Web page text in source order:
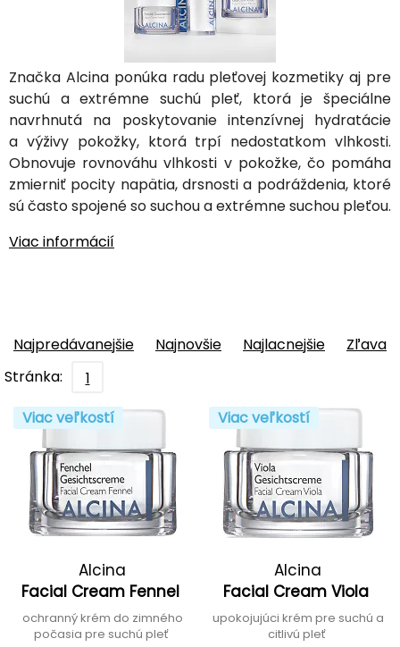
Značka Alcina ponúka radu pleťovej kozmetiky aj pre
suchú a extrémne suchú pleť, ktorá je špeciálne
navrhnutá na poskytovanie intenzívnej hydratácie
a výživy pokožky, ktorá trpí nedostatkom vlhkosti.
Obnovuje rovnováhu vlhkosti v pokožke, čo pomáha
zmierniť pocity napätia, drsnosti a podráždenia, ktoré
sú často spojené so suchou a extrémne suchou pleťou.
Viac informácií
Najpredávanejšie Najnovšie Najlacnejšie
Zľava
Stránka:
1
Viac veľkostí
Alcina
Facial Cream Fennel
ochranný krém do zimného
počasia pre suchú pleť
Viac veľkostí
Alcina
Facial Cream Viola
upokojujúci krém pre suchú a
citlivú pleť